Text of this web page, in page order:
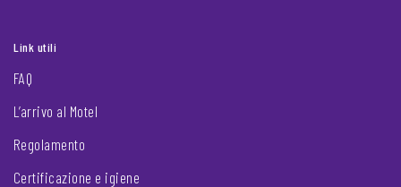
Link utili
FAQ
L’arrivo al Motel
Regolamento
Certificazione e igiene